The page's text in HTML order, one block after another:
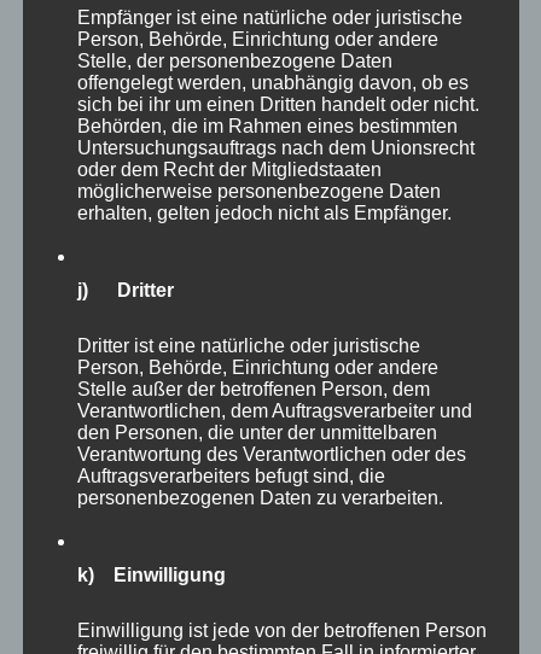
Ende Juni 2021, also zum fünfjährigen
Jubiläum, werde ich die „Zitate der Woche“
einstellen. Ich hoffe, das löst gerade einen
Sturm der Enttäuschung aus und Sie alle
können es kaum fassen – Spaß natürlich.
Warum mache ich das und warum mache
daraus auch einen Impuls zur Selbstreflexion?
Weil ich glaube, dass es ein sehr guter
es ähnlich geht wie mir mit meiner
Zitatenreihe.
Als ich von fünf Jahren damit begann, gab ich
noch ein Seminar, indem viele Zitate
Seminarteilnehmern Denkanstöße zu geben,
zu schmunzeln. Zitate mochte ich schon immer
Empfänger ist eine natürliche oder juristische
Person, Behörde, Einrichtung oder andere
Stelle, der personenbezogene Daten
offengelegt werden, unabhängig davon, ob es
sich bei ihr um einen Dritten handelt oder nicht.
Behörden, die im Rahmen eines bestimmten
Untersuchungsauftrags nach dem Unionsrecht
oder dem Recht der Mitgliedstaaten
möglicherweise personenbezogene Daten
erhalten, gelten jedoch nicht als Empfänger.
j) Dritter
Dritter ist eine natürliche oder juristische
Person, Behörde, Einrichtung oder andere
Stelle außer der betroffenen Person, dem
Verantwortlichen, dem Auftragsverarbeiter und
den Personen, die unter der unmittelbaren
Verantwortung des Verantwortlichen oder des
Auftragsverarbeiters befugt sind, die
personenbezogenen Daten zu verarbeiten.
k) Einwilligung
Einwilligung ist jede von der betroffenen Person